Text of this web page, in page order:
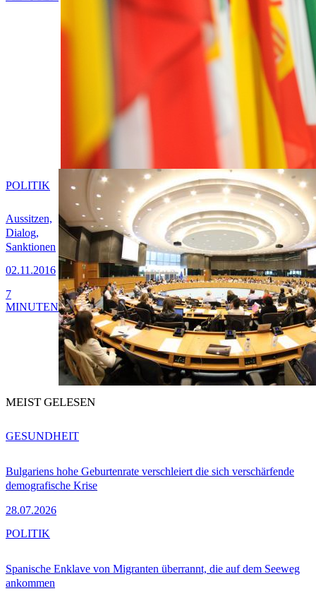
Aussitzen,
Dialog,
Sanktionen
02.11.2016
POLITIK
7
MINUTEN
MEIST GELESEN
Bulgariens hohe Geburtenrate verschleiert die sich verschärfende
demografische Krise
28.07.2026
GESUNDHEIT
Spanische Enklave von Migranten überrannt, die auf dem Seeweg
ankommen
POLITIK